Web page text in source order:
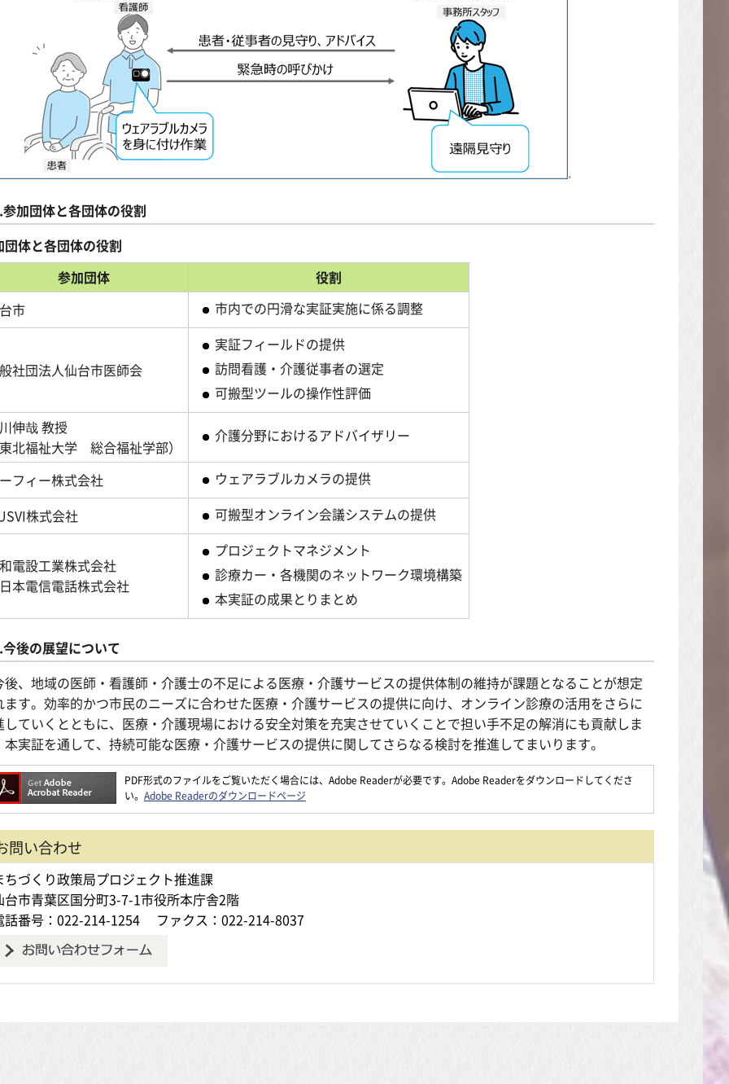
加団体と各団体の役割
団体と各団体の役割
参加団体
役割
市
市内での円滑な実証実施に係る調整
社団法人仙台市医師会
実証フィールドの提供
訪問看護・介護従事者の選定
可搬型ツールの操作性評価
伸哉 教授
北福祉大学 総合福祉学部）
介護分野におけるアドバイザリー
フィー株式会社
ウェアラブルカメラの提供
株式会社
可搬型オンライン会議システムの提供
電設工業株式会社
本電信電話株式会社
プロジェクトマネジメント
診療カー・各機関のネットワーク環境構築
本実証の成果とりまとめ
後の展望について
、地域の医師・看護師・介護士の不足による医療・介護サービスの提供体制の維持が課題となることが想定
ます。効率的かつ市民のニーズに合わせた医療・介護サービスの提供に向け、オンライン診療の活用をさらに
していくとともに、医療・介護現場における安全対策を充実させていくことで担い手不足の解消にも貢献しま
本実証を通して、持続可能な医療・介護サービスの提供に関してさらなる検討を推進してまいります。
PDF形式のファイルをご覧いただく場合には、Adobe Readerが必要です。Adobe Readerをダウンロードしてくださ
い。 Adobe Readerのダウンロードページ
問い合わせ
ちづくり政策局プロジェクト推進課
台市青葉区国分町3-7-1市役所本庁舎2階
話番号：022-214-1254
ファクス：022-214-8037